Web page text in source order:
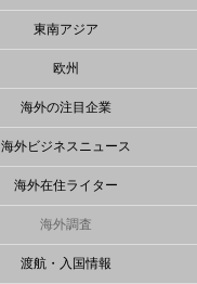
東南アジア
欧州
海外の注目企業
海外ビジネスニュース
海外在住ライター
海外調査
渡航・入国情報